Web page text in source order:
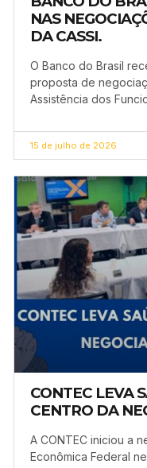
NAS
DA CASSI.
O Banco do Brasil
proposta de
Assistência dos
15 de julho de 2026
CONTEC LEVA
CENTRO DA
A CONTEC iniciou a
Econômica Federal